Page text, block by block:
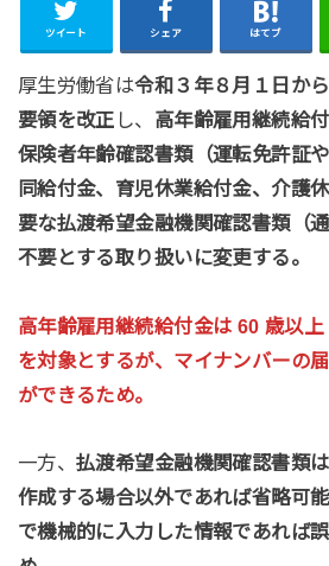
ツイート シェア はてブ
厚生労働省は令和３年８月１日か
要領を改正 し、 高年齢雇用継続給
保険者年齢確認書類（運転免許証
同給付金、育児休業給付金、介護
要な払渡希望金融機関確認書類（
不要とする取り扱いに変更する。
高年齢雇用継続給付金は 60 歳以
を対象とするが、マイナンバーの
ができるため。
一方、払渡希望金融機関確認書類
作成する場合以外であれば省略可
で機械的に入力した情報であれば